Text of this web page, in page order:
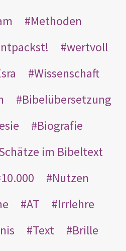
Methoden
wertvoll
Wissenschaft
Bibelübersetzung
Biografie
im Bibeltext
10.000
Nutzen
AT
Irrlehre
Text
Brille